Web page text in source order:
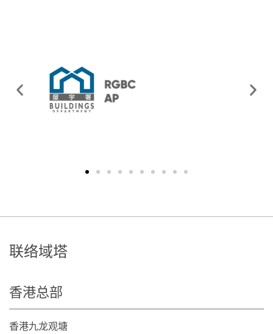
联络域塔
香港总部
香港九龙观塘